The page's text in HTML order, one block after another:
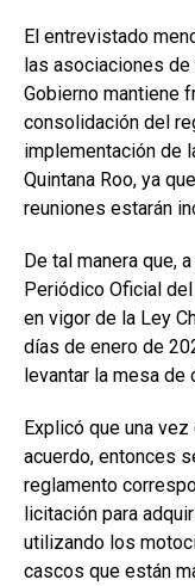
El entrevistado
las asociaciones
Gobierno mantiene
consolidación del
implementación de
Quintana Roo, ya
reuniones estarán
De tal manera que,
Periódico Oficial del
en vigor de la Ley
días de enero de
levantar la mesa de
Explicó que una
acuerdo, entonces
reglamento
licitación para
utilizando los
cascos que están